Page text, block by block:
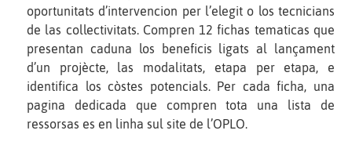
oportunitats d’intervencion per l’elegit o los tecnicians
de las collectivitats. Compren 12 fichas tematicas que
presentan caduna los beneficis ligats al lançament
d’un projècte, las modalitats, etapa per etapa, e
identifica los còstes potencials. Per cada ficha, una
pagina dedicada que compren tota una lista de
ressorsas es en linha sul site de l’OPLO.